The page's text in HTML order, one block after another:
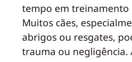
tempo em treinamento
Muitos cães,
abrigos ou resgates,
trauma ou negligência.